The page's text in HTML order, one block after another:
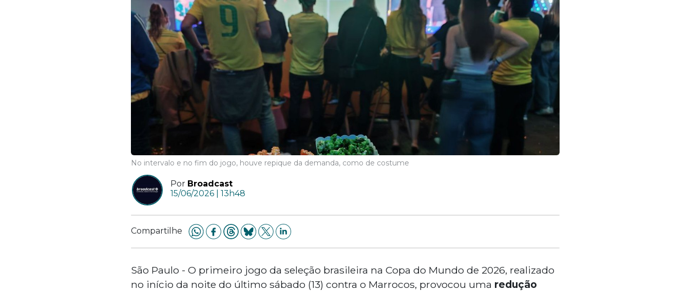
No intervalo e no fim do jogo, houve repique da demanda, como de costume
Por Broadcast
15/06/2026 | 13h48
Compartilhe
São Paulo - O primeiro jogo da seleção brasileira na Copa do Mundo de 2026, realizado
no início da noite do último sábado (13) contra o Marrocos, provocou uma redução